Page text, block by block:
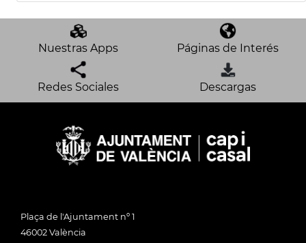
Nuestras Apps Páginas de Interés
Redes Sociales Descargas
Plaça de l'Ajuntament nº 1
46002 València